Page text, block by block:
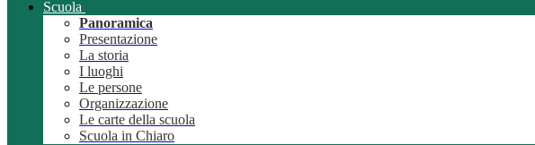
Scuola
Panoramica
Presentazione
La storia
I luoghi
Le persone
Organizzazione
Le carte della scuola
Scuola in Chiaro